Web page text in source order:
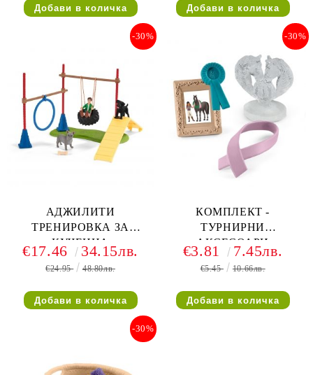
АДЖИЛИТИ
ТРЕНИРОВКА ЗА
КУЧЕНЦА
-30%
€17.46 34.15лв.
€24.95 48.80лв.
КОМПЛЕКТ -
ТУРНИРНИ
АКСЕСОАРИ
-30%
€3.81 7.45лв.
€5.45 10.66лв.
-30%